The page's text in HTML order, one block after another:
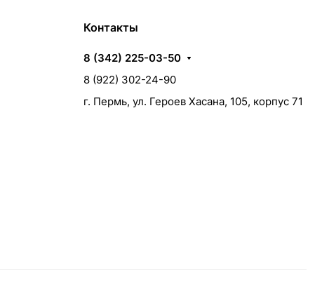
Контакты
8 (342) 225-03-50
8 (922) 302-24-90
г. Пермь, ул. Героев Хасана, 105, корпус 71